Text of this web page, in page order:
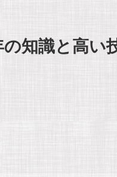
知識と高い